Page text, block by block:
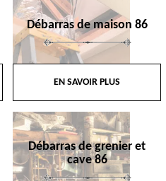
Débarras de maison 86
EN SAVOIR PLUS
Débarras de grenier et
cave 86